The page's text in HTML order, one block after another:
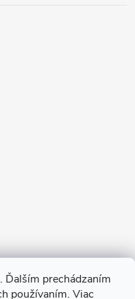
Ďalším prechádzaním
používaním. Viac